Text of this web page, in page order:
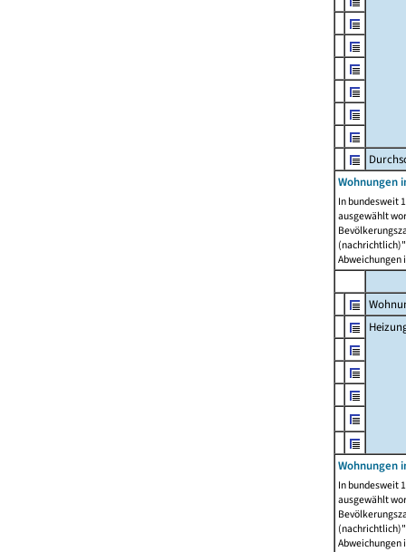
Wohnungen
In bundesweit
ausgewählt
Abweichungen
Wohnungen
In bundesweit
ausgewählt
Abweichungen